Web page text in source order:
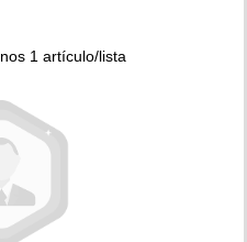
1 artículo/lista